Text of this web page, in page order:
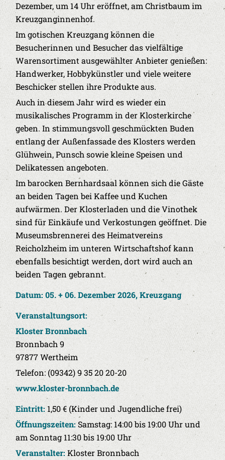
Dezember, um 14 Uhr eröffnet, am Christbaum im
Kreuzganginnenhof.
Im gotischen Kreuzgang können die
Besucherinnen und Besucher das vielfältige
Warensortiment ausgewählter Anbieter genießen:
Handwerker, Hobbykünstler und viele weitere
Beschicker stellen ihre Produkte aus.
Auch in diesem Jahr wird es wieder ein
musikalisches Programm in der Klosterkirche
geben. In stimmungsvoll geschmückten Buden
entlang der Außenfassade des Klosters werden
Glühwein, Punsch sowie kleine Speisen und
Delikatessen angeboten.
Im barocken Bernhardsaal können sich die Gäste
an beiden Tagen bei Kaffee und Kuchen
aufwärmen. Der Klosterladen und die Vinothek
sind für Einkäufe und Verkostungen geöffnet. Die
Museumsbrennerei des Heimatvereins
Reicholzheim im unteren Wirtschaftshof kann
ebenfalls besichtigt werden, dort wird auch an
beiden Tagen gebrannt.
Datum: 05. + 06. Dezember 2026, Kreuzgang
Veranstaltungsort:
Kloster Bronnbach
Bronnbach 9
97877 Wertheim
Telefon: (09342) 9 35 20 20-20
www.kloster-bronnbach.de
Eintritt: 1,50 € (Kinder und Jugendliche frei)
Öffnungszeiten:Samstag: 14:00 bis 19:00 Uhr und
am Sonntag 11:30 bis 19:00 Uhr
Veranstalter: Kloster Bronnbach